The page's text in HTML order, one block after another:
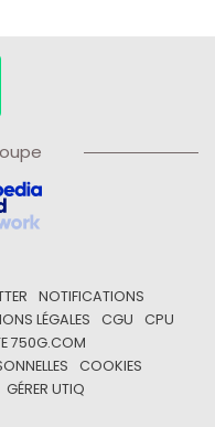
NOTIFICATIONS
LÉGALES CGU
CPU
750G.COM
COOKIES
GÉRER UTIQ